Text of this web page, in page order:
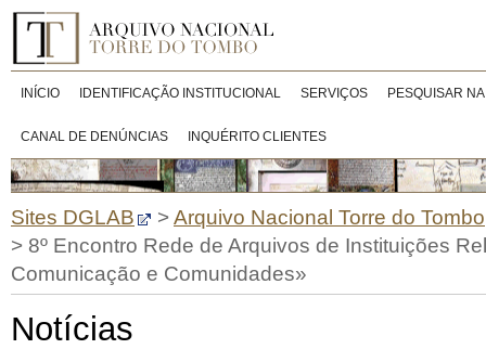
INÍCIO IDENTIFICAÇÃO INSTITUCIONAL SERVIÇOS PESQUISAR
CANAL DE DENÚNCIAS INQUÉRITO CLIENTES
Sites DGLAB >Arquivo Nacional Torre do Tombo
> 8º Encontro Rede de Arquivos de Instituições
Comunicação e Comunidades»
Notícias